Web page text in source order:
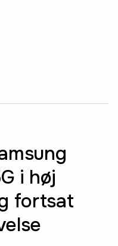
i høj
fortsat